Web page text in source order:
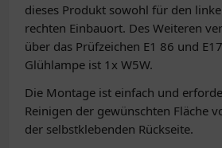
dieses Produkt sowohl für den
rechten Einbauort. Des Weiteren
über das Prüfzeichen E1 86 und
Glühlampe ist 1x W5W.
Die Montage ist einfach und
Reinigen der gewünschten Fläche
der selbstklebenden Rückseite.